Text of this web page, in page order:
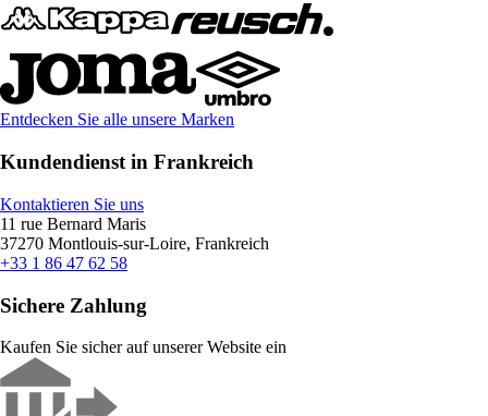
Entdecken Sie alle unsere Marken
Kundendienst in Frankreich
Kontaktieren Sie uns
11 rue Bernard Maris
37270 Montlouis-sur-Loire, Frankreich
+33 1 86 47 62 58
Sichere Zahlung
Kaufen Sie sicher auf unserer Website ein